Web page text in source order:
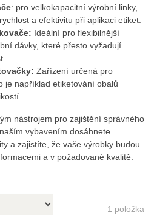
: pro velkokapacitní výrobní linky,
a efektivitu při aplikaci etiket.
Ideální pro flexibilnější
dávky, které přesto vyžadují
Zařízení určená pro
je například etiketování obalů
nástrojem pro zajištění správného
vybavením dosáhnete
a zajistíte, že vaše výrobky budou
a v požadované kvalitě.
1 položka